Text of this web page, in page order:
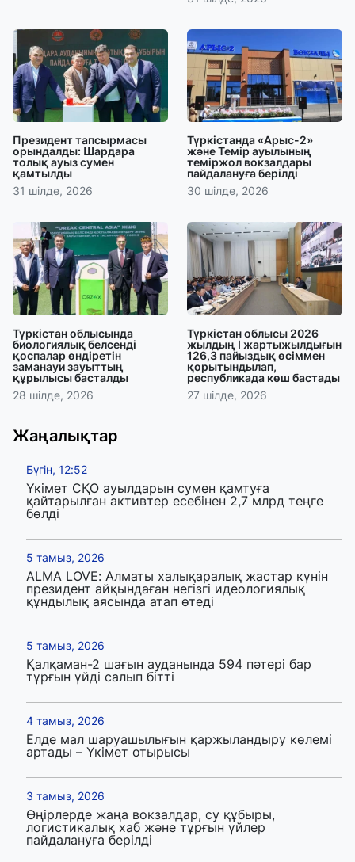
Президент тапсырмасы
орындалды: Шардара
толық ауыз сумен
қамтылды
31 шілде, 2026
Түркістанда «Арыс-2»
және Темір ауылының
теміржол вокзалдары
пайдалануға берілді
30 шілде, 2026
Түркістан облысында
биологиялық белсенді
қоспалар өндіретін
заманауи зауыттың
құрылысы басталды
28 шілде, 2026
Түркістан облысы 2026
жылдың І жартыжылдығын
126,3 пайыздық өсіммен
қорытындылап,
республикада көш бастады
27 шілде, 2026
Жаңалықтар
Бүгін, 12:52
Үкімет СҚО ауылдарын сумен қамтуға
қайтарылған активтер есебінен 2,7 млрд теңге
бөлді
5 тамыз, 2026
ALMA LOVE: Алматы халықаралық жастар күнін
президент айқындаған негізгі идеологиялық
құндылық аясында атап өтеді
5 тамыз, 2026
Қалқаман-2 шағын ауданында 594 пәтері бар
тұрғын үйді салып бітті
4 тамыз, 2026
Елде мал шаруашылығын қаржыландыру көлемі
артады – Үкімет отырысы
3 тамыз, 2026
Өңірлерде жаңа вокзалдар, су құбыры,
логистикалық хаб және тұрғын үйлер
пайдалануға берілді